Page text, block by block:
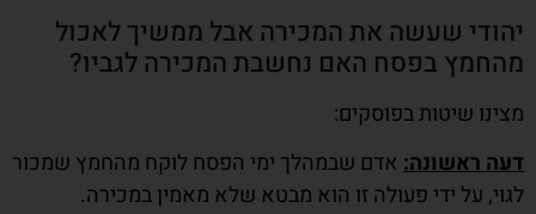
יהודי שעשה את המכירה אבל ממשיך לאכול
מהחמץ בפסח האם נחשבת המכירה לגביו?
מצינו שיטות בפוסקים:
דעה ראשונה: אדם שבמהלך ימי הפסח לוקח מהחמץ שמכור
לגוי, על ידי פעולה זו הוא מבטא שלא מאמין במכירה.